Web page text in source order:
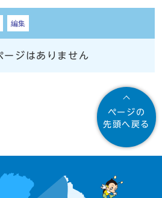
編集
ージはありません
ページの
先頭へ戻る